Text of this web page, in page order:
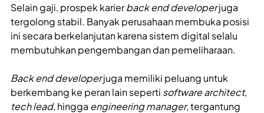
Selain gaji, prospek karierback end developerjuga
tergolong stabil. Banyak perusahaan membuka posisi
ini secara berkelanjutan karena sistem digital selalu
membutuhkan pengembangan dan pemeliharaan.
Back end developerjuga memiliki peluang untuk
berkembang ke peran lain seperti software architect,
tech lead, hingga engineering manager, tergantung